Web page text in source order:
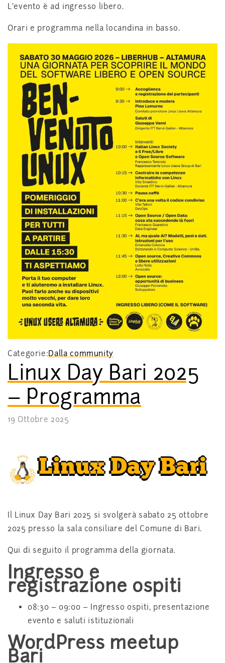
L’evento è ad ingresso libero.
Orari e programma nella locandina in basso.
Categorie:Dalla community
Linux Day Bari 2025
– Programma
19 Ottobre 2025
Il Linux Day Bari 2025 si svolgerà sabato 25 ottobre
2025 presso la sala consiliare del Comune di Bari.
Qui di seguito il programma della giornata.
Ingresso e
registrazione ospiti
08:30 – 09:00 – Ingresso ospiti, presentazione
evento e saluti istituzionali
WordPress meetup
Bari